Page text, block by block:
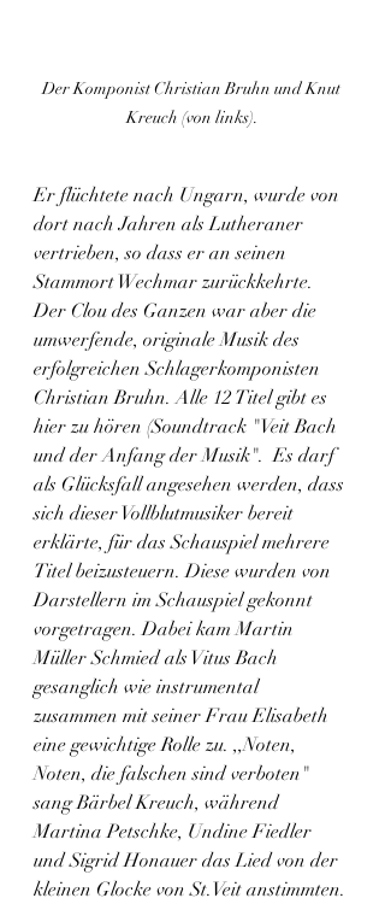
Der Komponist Christian Bruhn und Knut
Kreuch (von links).
Er flüchtete nach Ungarn, wurde von
dort nach Jahren als Lutheraner
vertrieben, so dass er an seinen
Stammort Wechmar zurückkehrte.
Der Clou des Ganzen war aber die
umwerfende, originale Musik des
erfolgreichen Schlagerkomponisten
Christian Bruhn. Alle 12 Titel gibt es
hier zu hören (Soundtrack "Veit Bach
und der Anfang der Musik".  Es darf
als Glücksfall angesehen werden, dass
sich dieser Vollblutmusiker bereit
erklärte, für das Schauspiel mehrere
Titel beizusteuern. Diese wurden von
Darstellern im Schauspiel gekonnt
vorgetragen. Dabei kam Martin
Müller Schmied als Vitus Bach
gesanglich wie instrumental
zusammen mit seiner Frau Elisabeth
eine gewichtige Rolle zu. ,,Noten,
Noten, die falschen sind verboten"
sang Bärbel Kreuch, während
Martina Petschke, Undine Fiedler
und Sigrid Honauer das Lied von der
kleinen Glocke von St.Veit anstimmten.